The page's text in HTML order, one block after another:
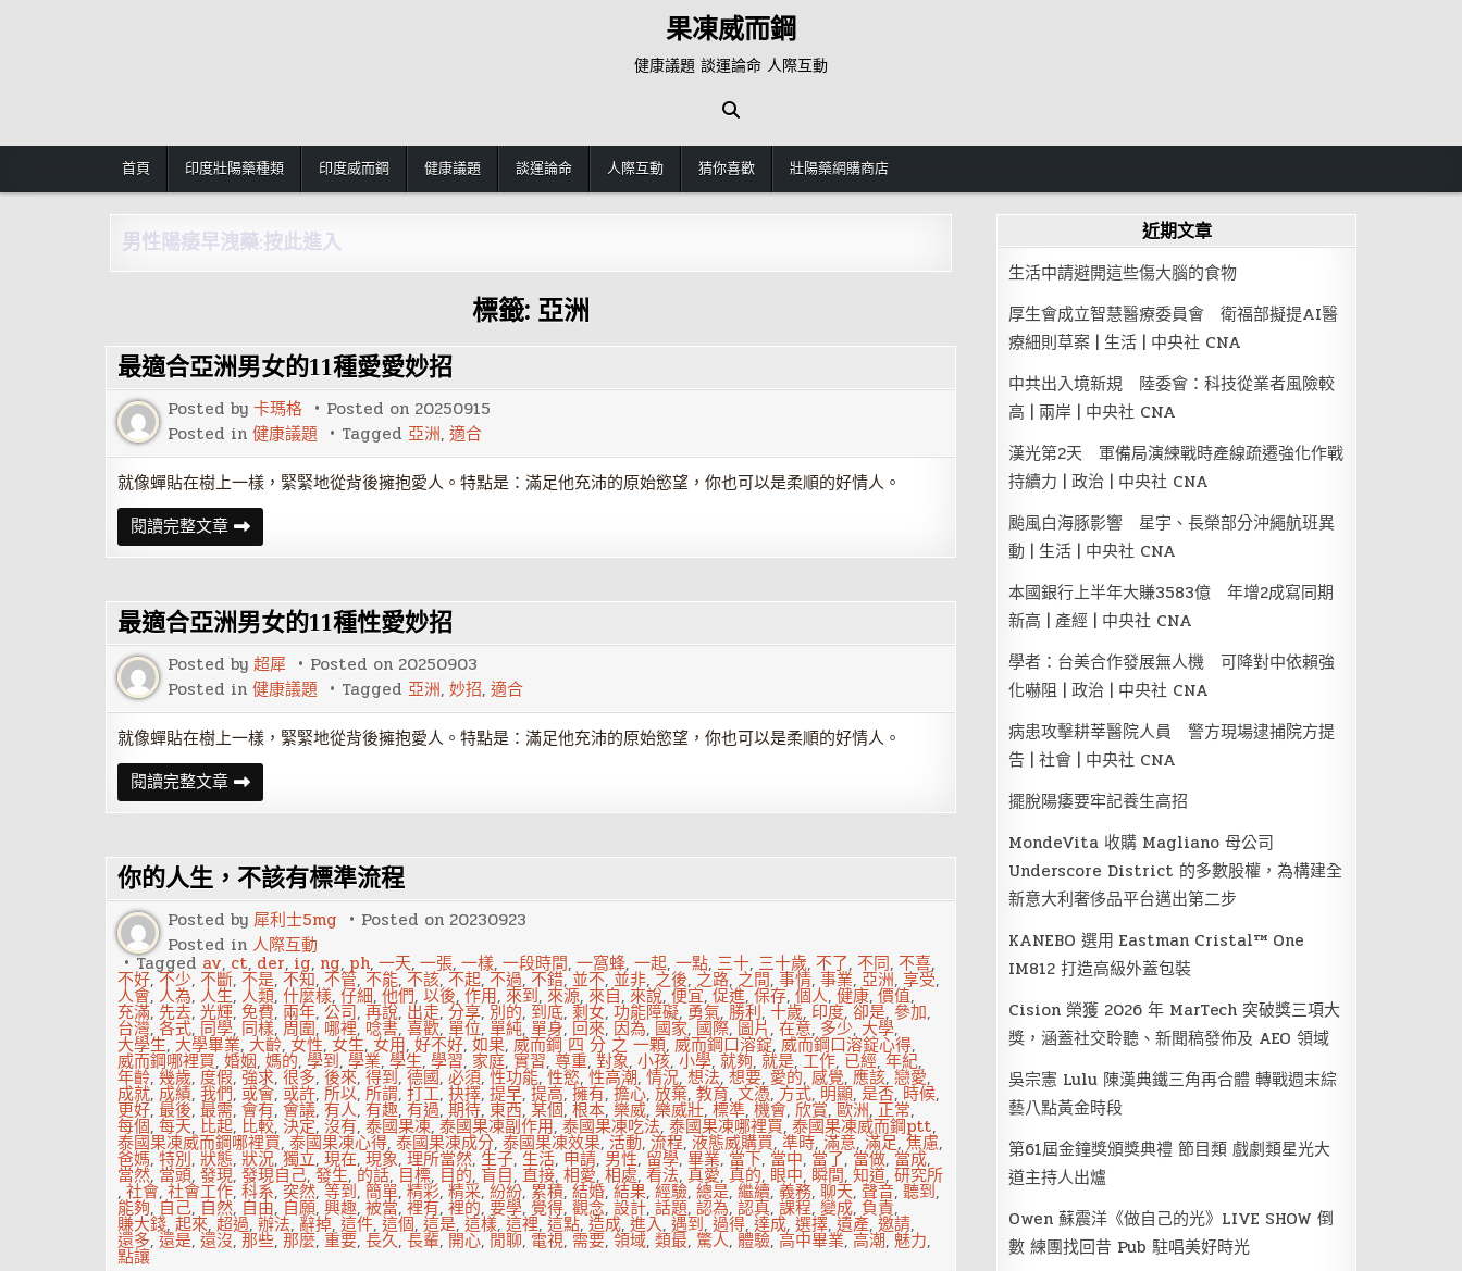
果凍威而鋼
健康議題 談運論命 人際互動
首頁 印度壯陽藥種類 印度威而鋼 健康議題 談運論命 人際互動 猜你喜歡 壯陽藥網購商店
男性陽痿早洩藥:按此進入
標籤: 亞洲
最適合亞洲男女的11種愛愛妙招
Posted by 卡瑪格 Posted on 20250915
Posted in 健康議題 Tagged 亞洲, 適合
就像蟬貼在樹上一樣，緊緊地從背後擁抱愛人。特點是：滿足他充沛的原始慾望，你也可以是柔順的好情人。
閱讀完整文章最
適
合
男
女
的
11
種
愛
妙
招
最適合亞洲男女的11種性愛妙招
Posted by 超犀 Posted on 20250903
Posted in 健康議題 Tagged 亞洲, 妙招, 適合
就像蟬貼在樹上一樣，緊緊地從背後擁抱愛人。特點是：滿足他充沛的原始慾望，你也可以是柔順的好情人。
閱讀完整文章最
適
合
男
女
的
11
種
性
愛
妙
招
你的人生，不該有標準流程
Posted by 犀利士5mg Posted on 20230923
Posted in 人際互動
Tagged av, ct, der, ig, ng, ph, 一天, 一張, 一樣, 一段時間, 一窩蜂, 一起, 一點, 三十, 三十歲, 不了, 不同, 不喜,
不好,不少, 不斷, 不是, 不知, 不管, 不能, 不該,不起,不過,不錯,並不, 並非,之後,之路, 之間, 事情, 事業, 亞洲, 享受,
人會, 人為, 人生, 人類, 什麼樣, 仔細, 他們, 以後, 作用, 來到, 來源, 來自, 來說,便宜,促進,保存, 個人, 健康, 價值,
充滿, 先去, 光輝, 免費, 兩年,公司,再說,出走,分享,別的, 到底,剩女,功能障礙,勇氣, 勝利, 十歲,印度,卻是,參加,
台灣, 各式, 同學, 同樣, 周圍, 哪裡, 唸書, 喜歡, 單位, 單純, 單身, 回來, 因為, 國家,國際,圖片,在意, 多少,大學,
大學生,大學畢業, 大齡, 女性,女生,女用,好不好,如果,威而鋼 四 分 之 一顆,威而鋼口溶錠, 威而鋼口溶錠心得,
威而鋼哪裡買, 婚姻,媽的,學到,學業,學生,學習, 家庭, 實習,尊重,對象, 小孩,小學,就夠,就是,工作,已經,年紀,
年齡,幾歲, 度假,強求,很多, 後來, 得到, 德國, 必須,性功能,性慾,性高潮,情況,想法,想要,愛的, 感覺, 應該,戀愛,
成就, 成績, 我們, 或會, 或許, 所以, 所謂, 打工, 抉擇, 提早,提高,擁有, 擔心,放棄, 教育, 文憑,方式,明顯,是否,時候,
更好, 最後, 最需, 會有, 會議, 有人, 有趣, 有過, 期待, 東西, 某個, 根本, 樂威, 樂威壯,標準,機會,欣賞,歐洲, 正常,
每個, 每天, 比起, 比較, 決定, 沒有, 泰國果凍,泰國果凍副作用,泰國果凍吃法, 泰國果凍哪裡買,泰國果凍威而鋼ptt,
泰國果凍威而鋼哪裡買,泰國果凍心得,泰國果凍成分,泰國果凍效果, 活動,流程,液態威購買,準時,滿意,滿足,焦慮,
爸媽,特別,狀態,狀況,獨立,現在,現象,理所當然,生子,生活,申請,男性,留學,畢業,當下, 當中,當了,當做,當成,
當然, 當頭, 發現, 發現自己, 發生, 的話, 目標,目的, 盲目, 直接, 相愛, 相處, 看法, 真愛, 真的, 眼中, 瞬間, 知道, 研究所
,社會,社會工作, 科系,突然,等到, 簡單,精彩,精采,紛紛, 累積,結婚,結果,經驗,總是,繼續,義務,聊天, 聲音,聽到,
能夠,自己, 自然, 自由, 自願, 興趣, 被當, 裡有, 裡的, 要學, 覺得, 觀念, 設計, 話題, 認為, 認真, 課程, 變成, 負責,
賺大錢,起來,超過,辦法,辭掉,這件,這個, 這是, 這樣,這裡,這點,造成,進入,遇到,過得,達成,選擇,遺產,邀請,
還多,還是,還沒,那些, 那麼,重要,長久,長輩, 開心,閒聊, 電視,需要,領域, 類最, 驚人,體驗,高中畢業,高潮,魅力,
點讓
近期文章
生活中請避開這些傷大腦的食物
厚生會成立智慧醫療委員會 衛福部擬提AI醫
療細則草案 | 生活 | 中央社 CNA
中共出入境新規 陸委會：科技從業者風險較
高 | 兩岸 | 中央社 CNA
漢光第2天 軍備局演練戰時產線疏遷強化作戰
持續力 | 政治 | 中央社 CNA
颱風白海豚影響 星宇、長榮部分沖繩航班異
動 | 生活 | 中央社 CNA
本國銀行上半年大賺3583億 年增2成寫同期
新高 | 產經 | 中央社 CNA
學者：台美合作發展無人機 可降對中依賴強
化嚇阻 | 政治 | 中央社 CNA
病患攻擊耕莘醫院人員 警方現場逮捕院方提
告 | 社會 | 中央社 CNA
擺脫陽痿要牢記養生高招
MondeVita 收購 Magliano 母公司
Underscore District 的多數股權，為構建全
新意大利奢侈品平台邁出第二步
KANEBO 選用 Eastman Cristal™ One
IM812 打造高級外蓋包裝
Cision 榮獲 2026 年 MarTech 突破獎三項大
獎，涵蓋社交聆聽、新聞稿發佈及 AEO 領域
吳宗憲 Lulu 陳漢典鐵三角再合體 轉戰週末綜
藝八點黃金時段
第61屆金鐘獎頒獎典禮 節目類 戲劇類星光大
道主持人出爐
Owen 蘇震洋《做自己的光》LIVE SHOW 倒
數 練團找回昔 Pub 駐唱美好時光